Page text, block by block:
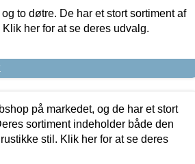
to døtre. De har et stort sortiment af
her for at se deres udvalg.
på markedet, og de har et stort
sortiment indeholder både den
stil. Klik her for at se deres